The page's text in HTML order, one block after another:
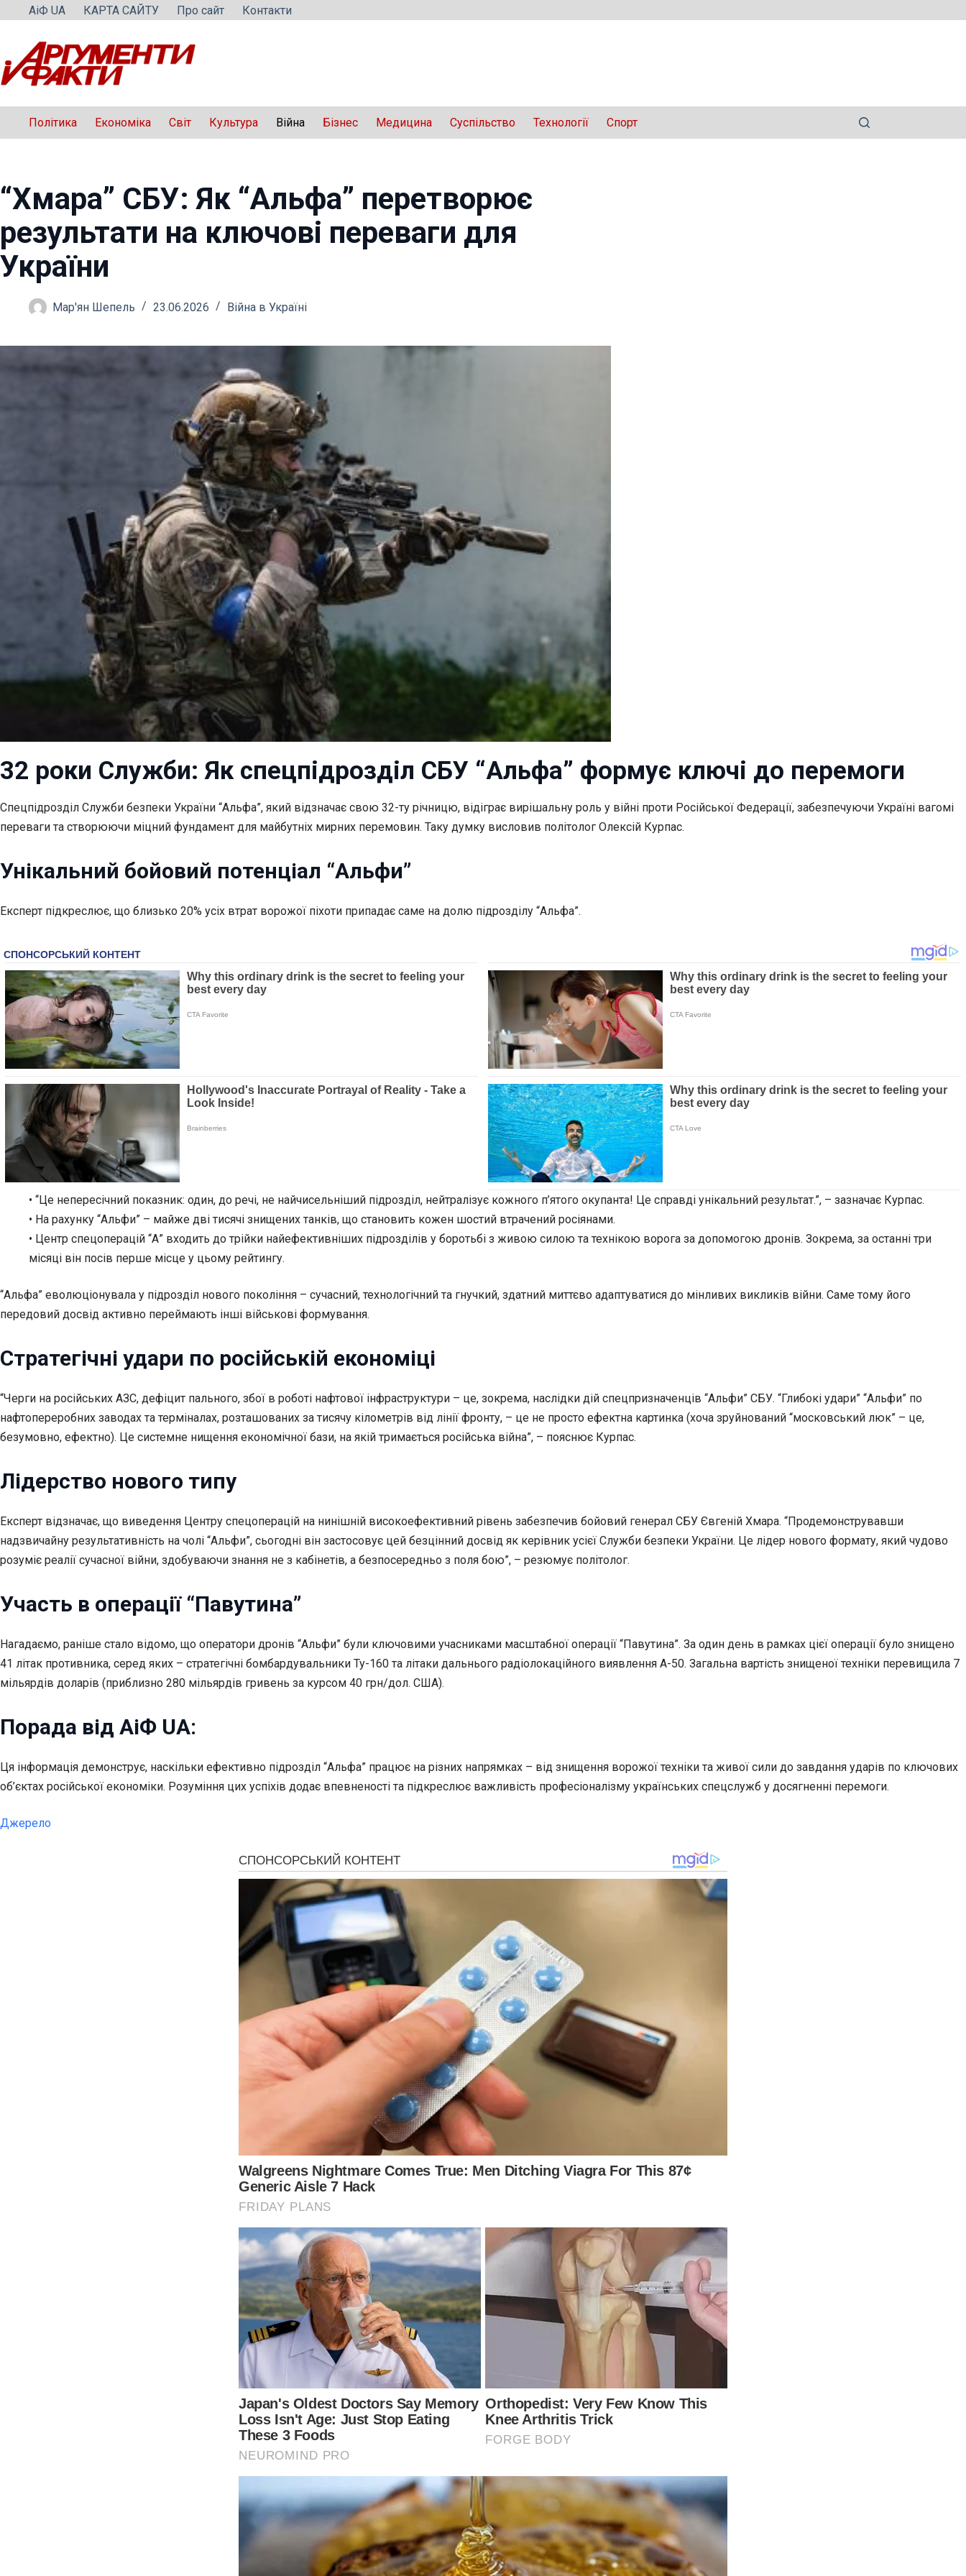
Перейти
вмісту
АіФ UA КАРТА САЙТУ Про сайт Контакти
Політика Економіка Світ Культура Війна Бізнес Медицина Суспільство Технології Спорт
“Хмара” СБУ: Як “Альфа” перетворює
результати на ключові переваги для
України
Мар'ян Шепель 23.06.2026 Війна в Україні
32 роки Служби: Як спецпідрозділ СБУ “Альфа” формує ключі до перемоги
Спецпідрозділ Служби безпеки України “Альфа”, який відзначає свою 32-ту річницю, відіграє вирішальну роль у війні проти Російської Федерації, забезпечуючи Україні вагомі
переваги та створюючи міцний фундамент для майбутніх мирних перемовин. Таку думку висловив політолог Олексій Курпас.
Унікальний бойовий потенціал “Альфи”
Експерт підкреслює, що близько 20% усіх втрат ворожої піхоти припадає саме на долю підрозділу “Альфа”.
• “Це непересічний показник: один, до речі, не найчисельніший підрозділ, нейтралізує кожного п’ятого окупанта! Це справді унікальний результат.”, – зазначає Курпас.
• На рахунку “Альфи” – майже дві тисячі знищених танків, що становить кожен шостий втрачений росіянами.
• Центр спецоперацій “А” входить до трійки найефективніших підрозділів у боротьбі з живою силою та технікою ворога за допомогою дронів. Зокрема, за останні три
місяці він посів перше місце у цьому рейтингу.
“Альфа” еволюціонувала у підрозділ нового покоління – сучасний, технологічний та гнучкий, здатний миттєво адаптуватися до мінливих викликів війни. Саме тому його
передовий досвід активно переймають інші військові формування.
Стратегічні удари по російській економіці
“Черги на російських АЗС, дефіцит пального, збої в роботі нафтової інфраструктури – це, зокрема, наслідки дій спецпризначенців “Альфи” СБУ. “Глибокі удари” “Альфи” по
нафтопереробних заводах та терміналах, розташованих за тисячу кілометрів від лінії фронту, – це не просто ефектна картинка (хоча зруйнований “московський люк” – це,
безумовно, ефектно). Це системне нищення економічної бази, на якій тримається російська війна”, – пояснює Курпас.
Лідерство нового типу
Експерт відзначає, що виведення Центру спецоперацій на нинішній високоефективний рівень забезпечив бойовий генерал СБУ Євгеній Хмара. “Продемонструвавши
надзвичайну результативність на чолі “Альфи”, сьогодні він застосовує цей безцінний досвід як керівник усієї Служби безпеки України. Це лідер нового формату, який чудово
розуміє реалії сучасної війни, здобуваючи знання не з кабінетів, а безпосередньо з поля бою”, – резюмує політолог.
Участь в операції “Павутина”
Нагадаємо, раніше стало відомо, що оператори дронів “Альфи” були ключовими учасниками масштабної операції “Павутина”. За один день в рамках цієї операції було знищено
41 літак противника, серед яких – стратегічні бомбардувальники Ту-160 та літаки дальнього радіолокаційного виявлення А-50. Загальна вартість знищеної техніки перевищила 7
мільярдів доларів (приблизно 280 мільярдів гривень за курсом 40 грн/дол. США).
Порада від АіФ UA:
Ця інформація демонструє, наскільки ефективно підрозділ “Альфа” працює на різних напрямках – від знищення ворожої техніки та живої сили до завдання ударів по ключових
об’єктах російської економіки. Розуміння цих успіхів додає впевненості та підкреслює важливість професіоналізму українських спецслужб у досягненні перемоги.
Джерело